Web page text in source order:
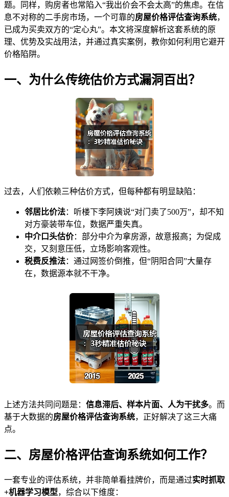
题。同样，购房者也常陷入“我出价会不会太高”的焦虑。在信
息不对称的二手房市场，一个可靠的房屋价格评估查询系统，
已成为买卖双方的“定心丸”。本文将深度解析这套系统的原
理、优势及实战用法，并通过真实案例，教你如何利用它避开
价格陷阱。
一、为什么传统估价方式漏洞百出？
过去，人们依赖三种估价方式，但每种都有明显缺陷：
邻居比价法：听楼下李阿姨说“对门卖了500万”，却不知
对方豪装带车位，数据严重失真。
中介口头估价：部分中介为拿房源，故意报高；为促成
交，又刻意压低，立场影响客观性。
税费反推法：通过网签价倒推，但“阴阳合同”大量存
在，数据源本就不干净。
上述方法共同问题是： 信息滞后、样本片面、人为干扰多。而
基于大数据的房屋价格评估查询系统，正好解决了这三大痛
点。
二、房屋价格评估查询系统如何工作？
一套专业的评估系统，并非简单看挂牌价，而是通过实时抓取
+机器学习模型，综合以下维度：